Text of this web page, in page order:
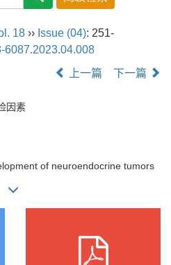
18 ›› Issue (04): 251-
6087.2023.04.008
上一篇 下一篇
因素
of neuroendocrine tumors